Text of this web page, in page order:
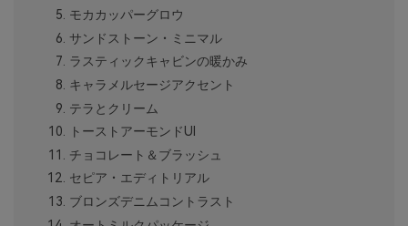
モカカッパーグロウ
サンドストーン・ミニマル
ラスティックキャビンの暖かみ
キャラメルセージアクセント
テラとクリーム
トーストアーモンドUI
チョコレート＆ブラッシュ
セピア・エディトリアル
ブロンズデニムコントラスト